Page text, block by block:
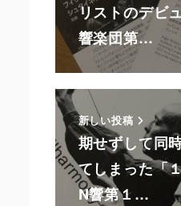
リストのデビ
響楽団第…
新しい投稿
期せずして同
てしまった「
N響第１…